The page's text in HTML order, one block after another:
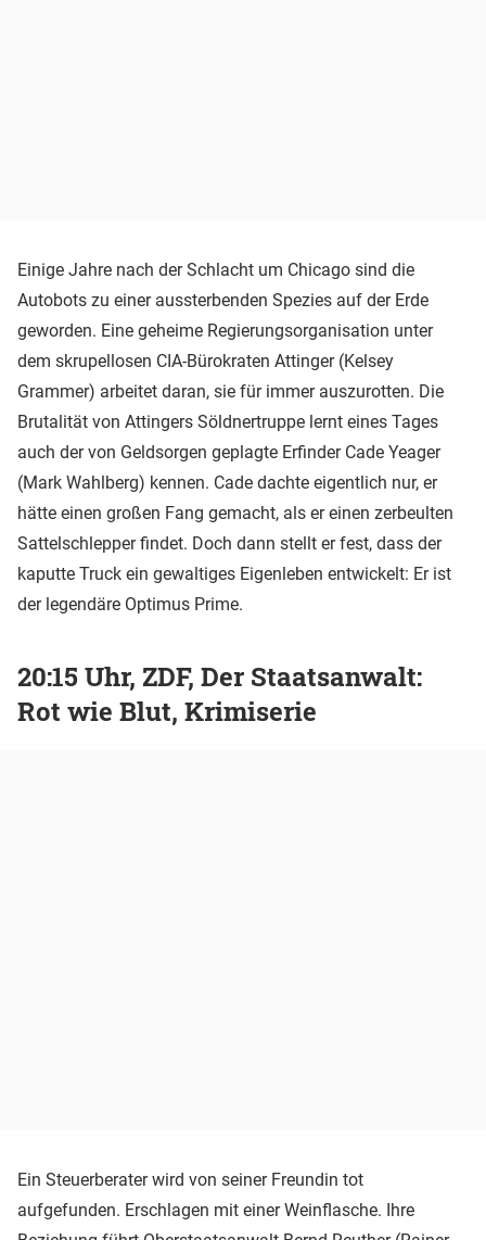
Einige Jahre nach der Schlacht um Chicago sind die
Autobots zu einer aussterbenden Spezies auf der Erde
geworden. Eine geheime Regierungsorganisation unter
dem skrupellosen CIA-Bürokraten Attinger (Kelsey
Grammer) arbeitet daran, sie für immer auszurotten. Die
Brutalität von Attingers Söldnertruppe lernt eines Tages
auch der von Geldsorgen geplagte Erfinder Cade Yeager
(Mark Wahlberg) kennen. Cade dachte eigentlich nur, er
hätte einen großen Fang gemacht, als er einen zerbeulten
Sattelschlepper findet. Doch dann stellt er fest, dass der
kaputte Truck ein gewaltiges Eigenleben entwickelt: Er ist
der legendäre Optimus Prime.
20:15 Uhr, ZDF, Der Staatsanwalt:
Rot wie Blut, Krimiserie
Ein Steuerberater wird von seiner Freundin tot
aufgefunden. Erschlagen mit einer Weinflasche. Ihre